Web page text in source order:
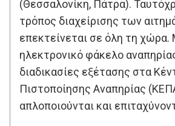
(Θεσσαλονίκη, Πάτρα).
τρόπος διαχείρισης των
επεκτείνεται σε όλη τη χώρα.
ηλεκτρονικό φάκελο
διαδικασίες εξέτασης στα
Πιστοποίησης Αναπηρίας
απλοποιούνται και